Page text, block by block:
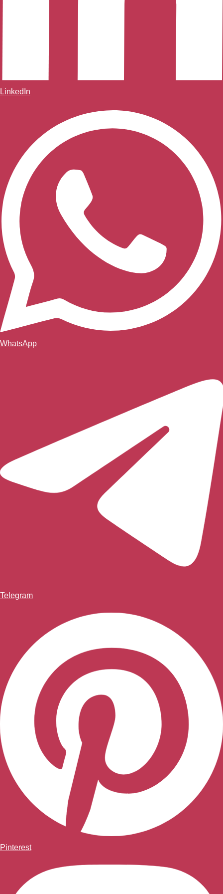
LinkedIn
WhatsApp
Telegram
Pinterest